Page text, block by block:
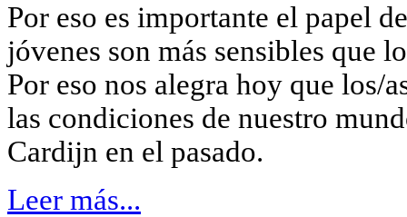
Por eso es importante el papel
jóvenes son más sensibles que
Por eso nos alegra hoy que los/
las condiciones de nuestro
Cardijn en el pasado.
Leer más...